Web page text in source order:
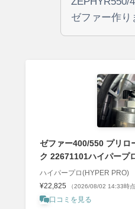
ゼファー作り
ゼファー400/550 プリロ
ク 22671101ハイパープ
ハイパープロ(HYPER PRO)
¥22,825
（2026/08/02 14:33時
口コミを見る